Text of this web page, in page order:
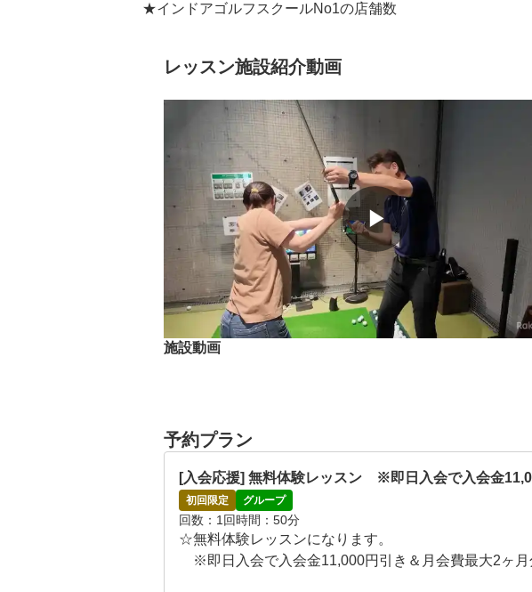
★インドアゴルフスクールNo1の店舗数
レッスン施設紹介動画
▶
施設動画
予約プラン
[入会応援] 無料体験レッスン　※即日入会で入会金
初回限定 グループ
回数 1回時間 50分
☆無料体験レッスンになります。
※即日入会で入会金11,000円引き＆月会費最大2ヶ月